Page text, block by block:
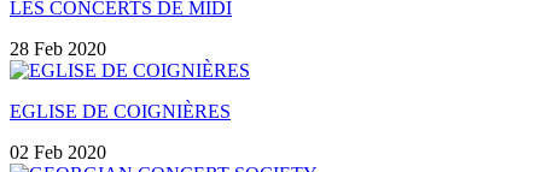
LES CONCERTS DE MIDI
28 Feb 2020
EGLISE DE COIGNIÈRES
02 Feb 2020